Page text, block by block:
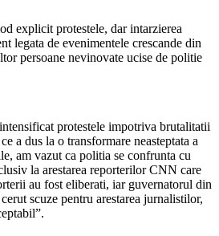
explicit protestele, dar intarzierea
legata de evenimentele crescande din
persoane nevinovate ucise de politie
protestele impotriva brutalitatii
a dus la o transformare neasteptata a
am vazut ca politia se confrunta cu
la arestarea reporterilor CNN care
au fost eliberati, iar guvernatorul din
scuze pentru arestarea jurnalistilor,